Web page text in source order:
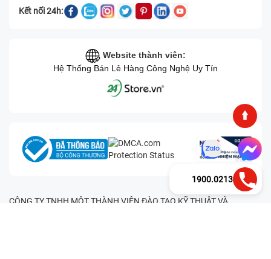
Kết nối 24h:
Website thành viên:
Hệ Thống Bán Lẻ Hàng Công Nghệ Uy Tín
CÔNG TY TNHH MỘT THÀNH VIÊN ĐÀO TẠO KỸ THUẬT VÀ
1900.0213